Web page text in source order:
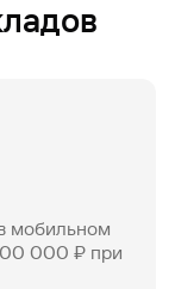
мобильном
000 ₽ при